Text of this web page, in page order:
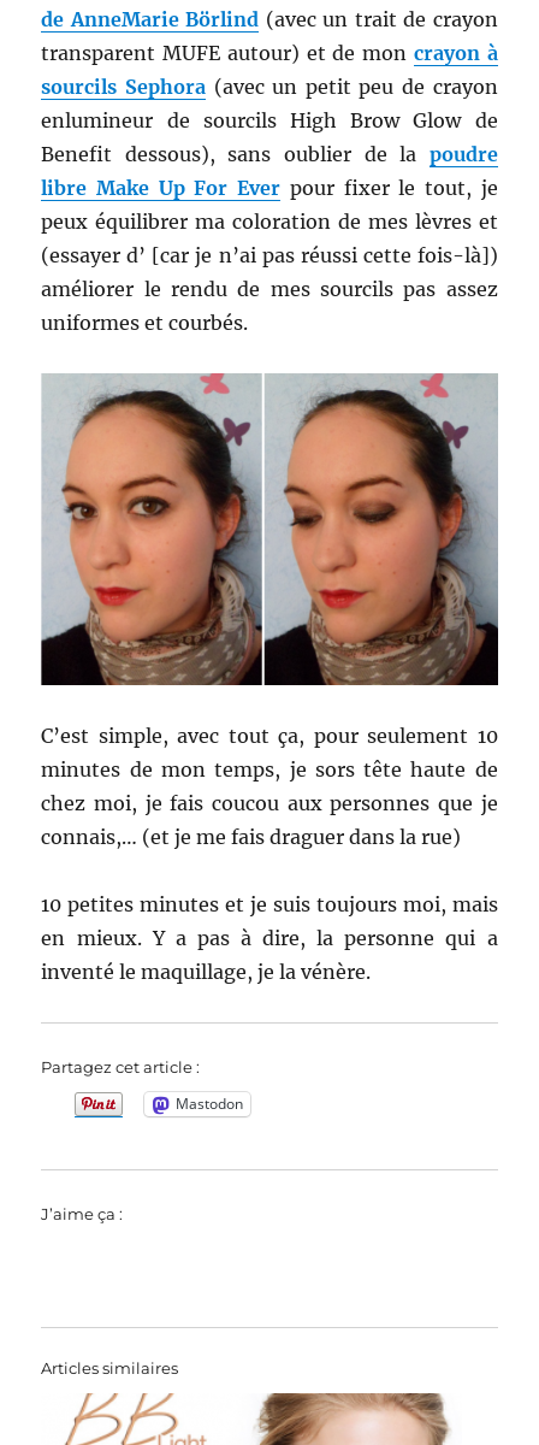
de AnneMarie Börlind (avec un trait de crayon
transparent MUFE autour) et de mon crayon à
sourcils Sephora (avec un petit peu de crayon
enlumineur de sourcils High Brow Glow de
Benefit dessous), sans oublier de la poudre
libre Make Up For Ever pour fixer le tout, je
peux équilibrer ma coloration de mes lèvres et
(essayer d’ [car je n’ai pas réussi cette fois-là])
améliorer le rendu de mes sourcils pas assez
uniformes et courbés.
C’est simple, avec tout ça, pour seulement 10
minutes de mon temps, je sors tête haute de
chez moi, je fais coucou aux personnes que je
connais,… (et je me fais draguer dans la rue)
10 petites minutes et je suis toujours moi, mais
en mieux. Y a pas à dire, la personne qui a
inventé le maquillage, je la vénère.
Partagez cet article :
Mastodon
J’aime ça :
Articles similaires